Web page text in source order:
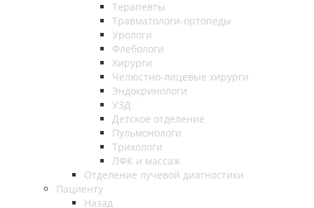
Терапевты
Травматологи-ортопеды
Урологи
Флебологи
Хирурги
Челюстно-лицевые хирурги
Эндокринологи
УЗД
Детское отделение
Пульмонологи
Трихологи
ЛФК и массаж
Отделение лучевой диагностики
Пациенту
Назад